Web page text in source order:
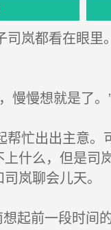
岚都看在眼
慢想就是了。
忙出出主意
什么，但是
岚聊会儿天。
起前一段时间